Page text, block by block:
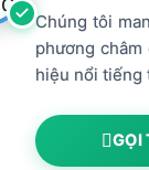
Chúng tôi
phương
hiệu nổi tiếng
GỌI